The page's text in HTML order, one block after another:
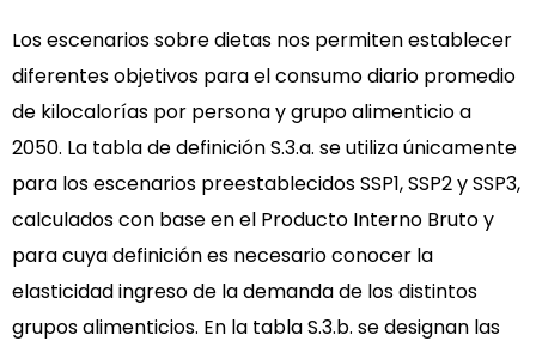
Los escenarios sobre dietas nos permiten establecer
diferentes objetivos para el consumo diario promedio
de kilocalorías por persona y grupo alimenticio a
2050. La tabla de definición S.3.a. se utiliza únicamente
para los escenarios preestablecidos SSP1, SSP2 y SSP3,
calculados con base en el Producto Interno Bruto y
para cuya definición es necesario conocer la
elasticidad ingreso de la demanda de los distintos
grupos alimenticios. En la tabla S.3.b. se designan las